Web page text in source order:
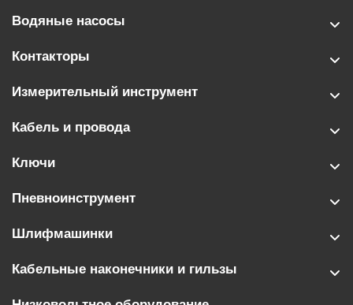
Водяные насосы
Контакторы
Измерительный инструмент
Кабель и провода
Ключи
Пневноинструмент
Шлифмашинки
Кабельные наконечники и гильзы